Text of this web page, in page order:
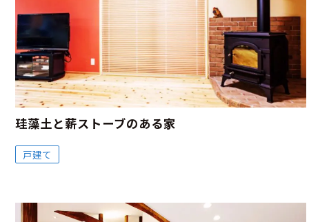
珪藻土と薪ストーブのある家
戸建て